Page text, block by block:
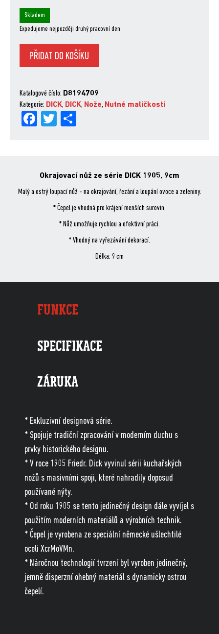
Skladem
Expedujeme nejpozději druhý pracovní den
Okrajovací
nůž
1905
9
cm
množství
PŘIDAT DO KOŠÍKU
Katalogové číslo: D8194709
Kategorie: DICK, DICK, Nože, Nutné maličkosti
Fa
Tw
Okrajovací nůž ze série DICK 1905, 9cm
Malý a ostrý loupací nůž - na okrajování, řezání a loupání ovoce a zeleniny.
* Čepel je vhodná pro krájení menších surovin.
* Nůž umožňuje rychlou a efektivní práci.
* Vhodný na vyřezávání dekorací.
Délka: 9 cm
FUNKCE
SPECIFIKACE
ZÁRUKA
* Exkluzivní designová série.
* Spojuje tradiční zpracování v moderním duchu s
prvky historického designu.
* V roce 1905 Friedr. Dick vyvinul sérii kuchařských
nožů s masivními spoji, které nahradily doposud
používané nýty.
* Od roku 1905 se tento jedinečný design dále vyvíjel s
použitím moderních materiálů a výrobních technik.
* Čepel je vyrobena ze speciální německé ušlechtilé
oceli XcrMoVMn.
* Náročnou technologií tvrzení byl vyroben jedinečný,
jemně disperzní ohebný materiál s dynamicky ostrou
čepelí.